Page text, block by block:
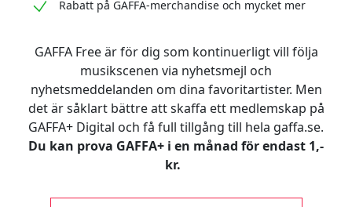
Rabatt på GAFFA-merchandise och mycket mer
GAFFA Free är för dig som kontinuerligt vill följa
musikscenen via nyhetsmejl och
nyhetsmeddelanden om dina favoritartister. Men
det är såklart bättre att skaffa ett medlemskap på
GAFFA+ Digital och få full tillgång till hela gaffa.se.
Du kan prova GAFFA+ i en månad för endast 1,-
kr.